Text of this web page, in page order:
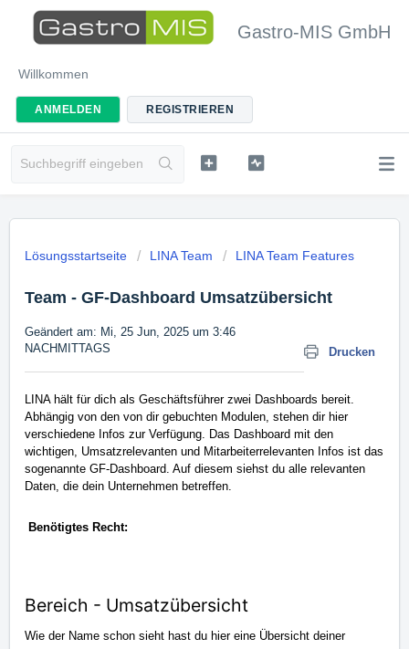
Gastro-MIS GmbH
Willkommen
ANMELDEN REGISTRIEREN
Lösungsstartseite LINA Team LINA Team Features
Team - GF-Dashboard Umsatzübersicht
Drucken
Geändert am: Mi, 25 Jun, 2025 um 3:46
NACHMITTAGS
LINA hält für dich als Geschäftsführer zwei Dashboards bereit.
Abhängig von den von dir gebuchten Modulen, stehen dir hier
verschiedene Infos zur Verfügung. Das Dashboard mit den
wichtigen, Umsatzrelevanten und Mitarbeiterrelevanten Infos ist das
sogenannte GF-Dashboard. Auf diesem siehst du alle relevanten
Daten, die dein Unternehmen betreffen.
Benötigtes Recht:
Bereich - Umsatzübersicht
Wie der Name schon sieht hast du hier eine Übersicht deiner